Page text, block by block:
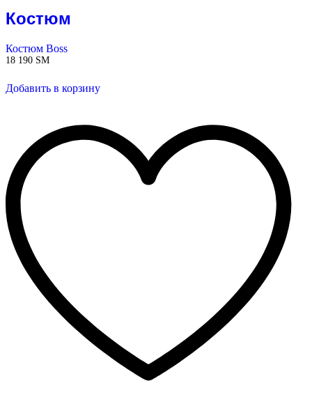
Костюм
Костюм Boss
18 190 ЅМ
Добавить в корзину